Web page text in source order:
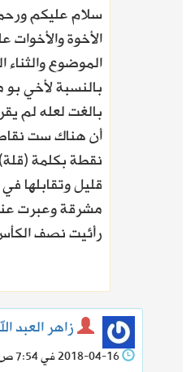
سلام عليكم
الأخوة
الموضوع والثناء
بالنسبة لأخي
بالغت لعله لم
أن هناك ست
نقطة بكلمة
قليل وتقابلها
مشرقة وعبرت
رأئيت نصف
زاهر العبد